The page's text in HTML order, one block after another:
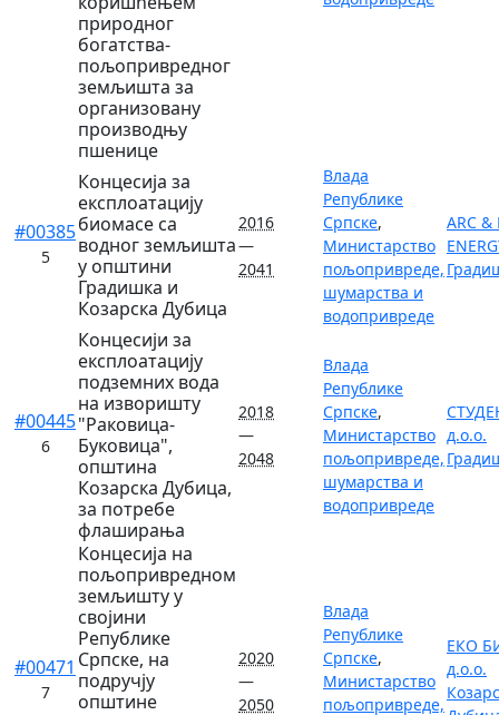
природног
богатства-
пољопривредног
земљишта за
организовану
производњу
пшенице
#00385
5
Концесија за
експлоатацију
биомасе са
водног земљишта
у општини
Градишка и
Козарска Дубица
2016
—
2041
Влада
Републике
Српске,
Министарство
пољопривреде,
шумарства и
водопривреде
ARC &
#00445
6
Концесији за
експлоатацију
подземних вода
на изворишту
"Раковица-
Буковица",
општина
Козарска Дубица,
за потребе
флаширања
2018
—
2048
Влада
Републике
Српске,
Министарство
пољопривреде,
шумарства и
водопривреде
д.о.о.
#00471
7
Концесија на
пољопривредном
земљишту у
својини
Републике
Српске, на
подручју
општине
2020
—
2050
Влада
Републике
Српске,
Министарство
пољопривреде,
ЕКО
д.о.о.